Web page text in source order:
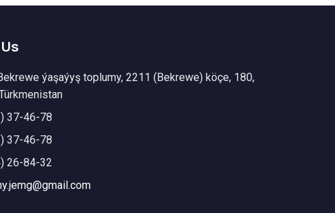
ýaşaýyş toplumy, 2211 (Bekrewe) köçe, 180,
37-46-78
37-46-78
26-84-32